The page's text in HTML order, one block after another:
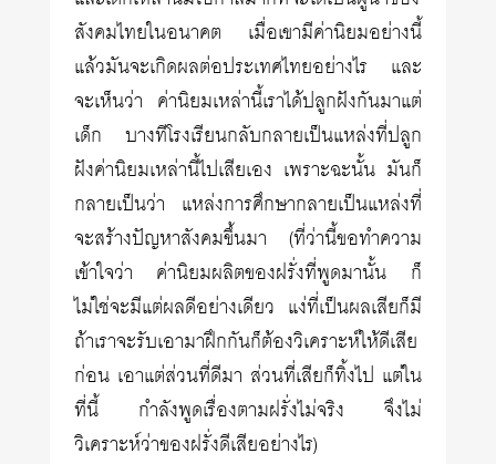
สังคมไทยในอนาคต เมื่อเขามีค่านิยมอย่างนี้
แล้วมันจะเกิดผลต่อประเทศไทยอย่างไร และ
จะเห็นว่า ค่านิยมเหล่านี้เราได้ปลูกฝังกันมาแต่
เด็ก บางทีโรงเรียนกลับกลายเป็นแหล่งที่ปลูก
ฝังค่านิยมเหล่านี้ไปเสียเอง เพราะฉะนั้น มันก็
กลายเป็นว่า แหล่งการศึกษากลายเป็นแหล่งที่
จะสร้างปัญหาสังคมขึ้นมา (ที่ว่านี้ขอทำความ
เข้าใจว่า ค่านิยมผลิตของฝรั่งที่พูดมานั้น ก็
ไม่ใช่จะมีแต่ผลดีอย่างเดียว แง่ที่เป็นผลเสียก็มี
ถ้าเราจะรับเอามาฝึกกันก็ต้องวิเคราะห์ให้ดีเสีย
ก่อน เอาแต่ส่วนที่ดีมา ส่วนที่เสียก็ทิ้งไป แต่ใน
ที่นี้ กำลังพูดเรื่องตามฝรั่งไม่จริง จึงไม่
วิเคราะห์ว่าของฝรั่งดีเสียอย่างไร)